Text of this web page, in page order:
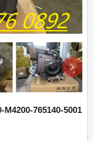
›
765140-5001